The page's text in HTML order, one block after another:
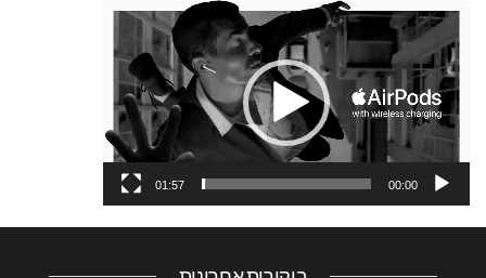
נגן
וידאו
00:00
01:57